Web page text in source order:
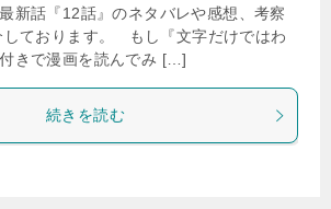
新話『12話』のネタバレや感想、考察
しております。 もし『文字だけではわ
きで漫画を読んでみ […]
続きを読む